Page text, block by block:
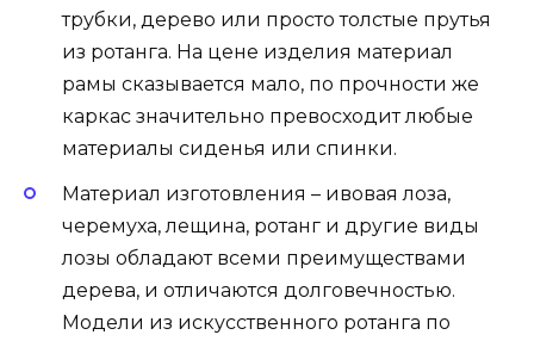
трубки, дерево или просто толстые прутья
из ротанга. На цене изделия материал
рамы сказывается мало, по прочности же
каркас значительно превосходит любые
материалы сиденья или спинки.
Материал изготовления – ивовая лоза,
черемуха, лещина, ротанг и другие виды
лозы обладают всеми преимуществами
дерева, и отличаются долговечностью.
Модели из искусственного ротанга по